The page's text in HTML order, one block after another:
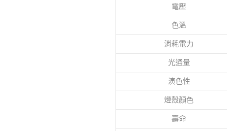
電壓
色溫
消耗電力
光通量
演色性
燈殼顏色
壽命